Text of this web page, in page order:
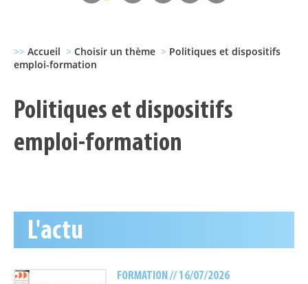
>> Accueil > Choisir un thème > Politiques et dispositifs
emploi-formation
Politiques et dispositifs
emploi-formation
L'actu
FORMATION // 16/07/2026